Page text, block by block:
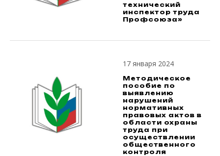
технический
инспектор труда
Профсоюза»
17 января 2024
Методическое
пособие по
выявлению
нарушений
нормативных
правовых актов в
области охраны
труда при
осуществлении
общественного
контроля